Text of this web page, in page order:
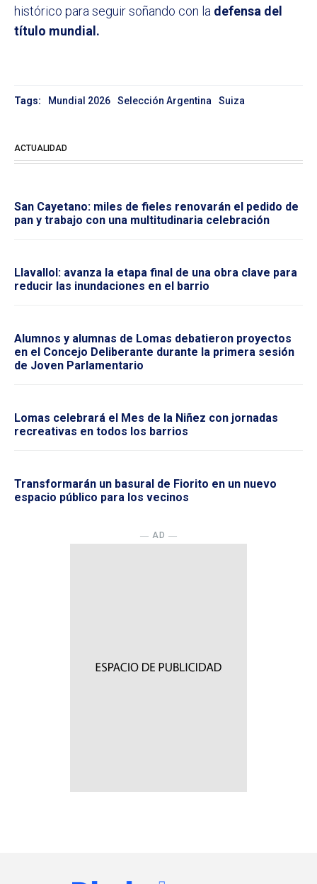
histórico para seguir soñando con la defensa del
título mundial.
Tags: Mundial 2026 Selección Argentina Suiza
ACTUALIDAD
San Cayetano: miles de fieles renovarán el pedido de
pan y trabajo con una multitudinaria celebración
Llavallol: avanza la etapa final de una obra clave para
reducir las inundaciones en el barrio
Alumnos y alumnas de Lomas debatieron proyectos
en el Concejo Deliberante durante la primera sesión
de Joven Parlamentario
Lomas celebrará el Mes de la Niñez con jornadas
recreativas en todos los barrios
Transformarán un basural de Fiorito en un nuevo
espacio público para los vecinos
― AD ―